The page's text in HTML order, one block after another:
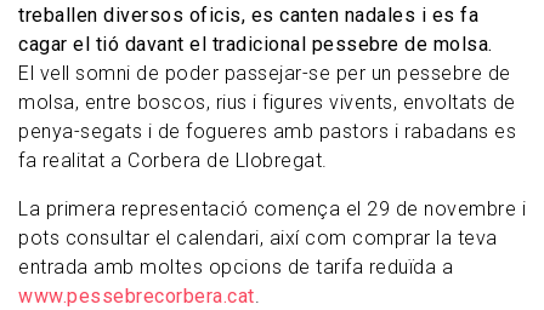
treballen diversos oficis, es canten nadales i es fa
cagar el tió davant el tradicional pessebre de molsa.
El vell somni de poder passejar-se per un pessebre de
molsa, entre boscos, rius i figures vivents, envoltats de
penya-segats i de fogueres amb pastors i rabadans es
fa realitat a Corbera de Llobregat.
La primera representació comença el 29 de novembre i
pots consultar el calendari, així com comprar la teva
entrada amb moltes opcions de tarifa reduïda a
www.pessebrecorbera.cat.